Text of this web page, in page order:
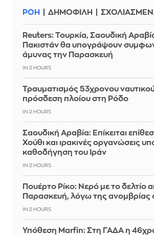
ΡΟΗ ΔΗΜΟΦΙΛΗ
Reuters: Τουρκία, Σαουδική
Πακιστάν θα υπογράψουν
άμυνας την Παρασκευή
IN 2 HOURS
Τραυματισμός 53χρονου
πρόσδεση πλοίου στη Ρόδο
IN 2 HOURS
Σαουδική Αραβία: Επίκειται
Χούθι και ιρακινές οργανώσεις
καθοδήγηση του Ιράν
IN 2 HOURS
Πουέρτο Ρίκο: Νερό με το δελτίο
Παρασκευή, λόγω της ανομβρίας
IN 2 HOURS
Υπόθεση Marfin: Στη ΓΑΔΑ η